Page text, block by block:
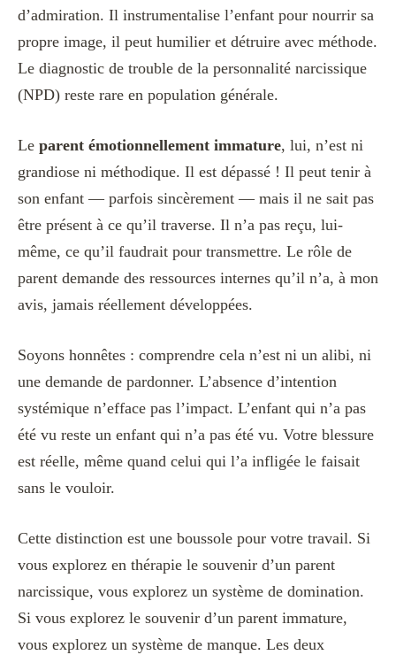
d’admiration. Il instrumentalise l’enfant pour nourrir sa
propre image, il peut humilier et détruire avec méthode.
Le diagnostic de trouble de la personnalité narcissique
(NPD) reste rare en population générale.
Le parent émotionnellement immature, lui, n’est ni
grandiose ni méthodique. Il est dépassé ! Il peut tenir à
son enfant — parfois sincèrement — mais il ne sait pas
être présent à ce qu’il traverse. Il n’a pas reçu, lui-
même, ce qu’il faudrait pour transmettre. Le rôle de
parent demande des ressources internes qu’il n’a, à mon
avis, jamais réellement développées.
Soyons honnêtes : comprendre cela n’est ni un alibi, ni
une demande de pardonner. L’absence d’intention
systémique n’efface pas l’impact. L’enfant qui n’a pas
été vu reste un enfant qui n’a pas été vu. Votre blessure
est réelle, même quand celui qui l’a infligée le faisait
sans le vouloir.
Cette distinction est une boussole pour votre travail. Si
vous explorez en thérapie le souvenir d’un parent
narcissique, vous explorez un système de domination.
Si vous explorez le souvenir d’un parent immature,
vous explorez un système de manque. Les deux